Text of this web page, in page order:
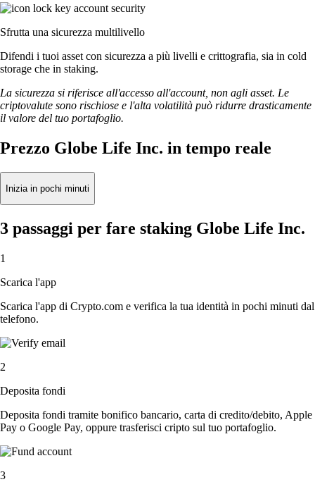
Sfrutta una sicurezza multilivello
Difendi i tuoi asset con sicurezza a più livelli e crittografia, sia in cold
storage che in staking.
La sicurezza si riferisce all'accesso all'account, non agli asset. Le
criptovalute sono rischiose e l'alta volatilità può ridurre drasticamente
il valore del tuo portafoglio.
Prezzo Globe Life Inc. in tempo reale
Inizia in pochi minuti
3 passaggi per fare staking Globe Life Inc.
1
Scarica l'app
Scarica l'app di Crypto.com e verifica la tua identità in pochi minuti dal
telefono.
2
Deposita fondi
Deposita fondi tramite bonifico bancario, carta di credito/debito, Apple
Pay o Google Pay, oppure trasferisci cripto sul tuo portafoglio.
3